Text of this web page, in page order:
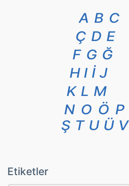
A B C
Ç D E
F G Ğ
H I İ J
K L M
N O Ö P
Ş T U Ü V
Etiketler